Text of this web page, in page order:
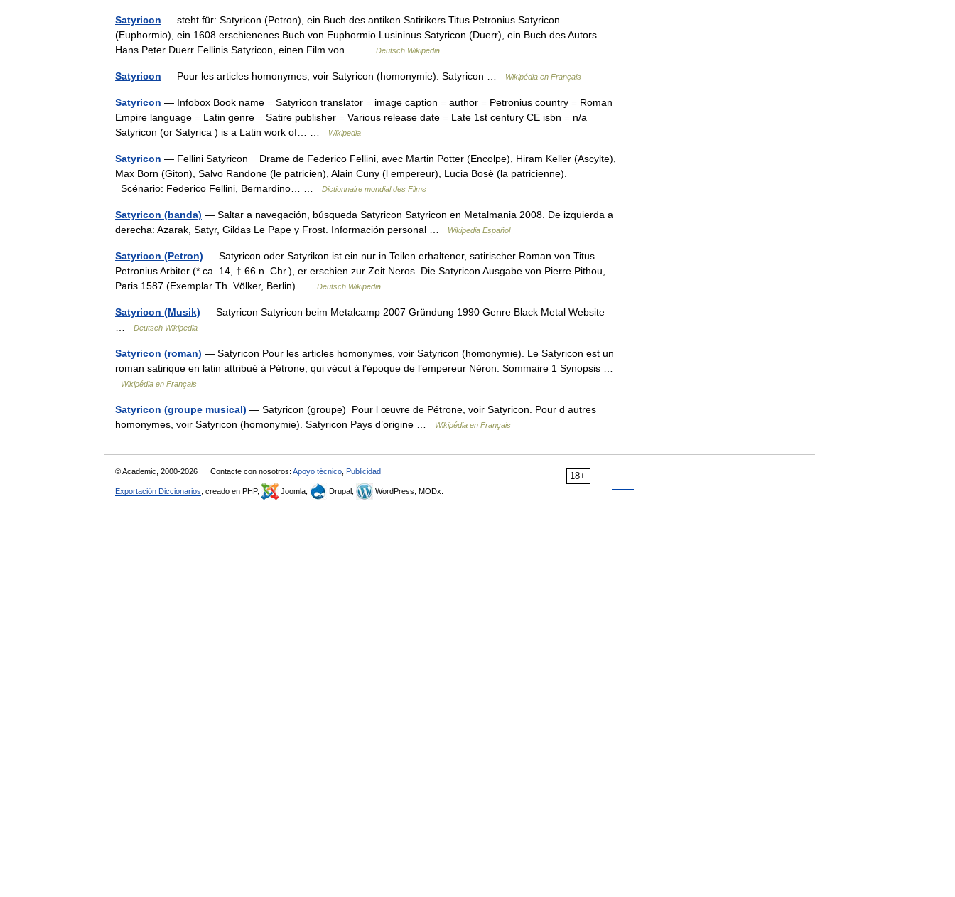
Satyricon — steht für: Satyricon (Petron), ein Buch des antiken Satirikers Titus Petronius Satyricon
(Euphormio), ein 1608 erschienenes Buch von Euphormio Lusininus Satyricon (Duerr), ein Buch des Autors
Hans Peter Duerr Fellinis Satyricon, einen Film von… …
Deutsch Wikipedia
Satyricon — Pour les articles homonymes, voir Satyricon (homonymie). Satyricon … Wikipédia en Français
Satyricon — Infobox Book name = Satyricon translator = image caption = author = Petronius country = Roman
Empire language = Latin genre = Satire publisher = Various release date = Late 1st century CE isbn = n/a
Satyricon (or Satyrica ) is a Latin work of… …
Wikipedia
Satyricon — Fellini Satyricon Drame de Federico Fellini, avec Martin Potter (Encolpe), Hiram Keller (Ascylte),
Max Born (Giton), Salvo Randone (le patricien), Alain Cuny (l empereur), Lucia Bosè (la patricienne).
Scénario: Federico Fellini, Bernardino… …
Dictionnaire mondial des Films
Satyricon (banda) — Saltar a navegación, búsqueda Satyricon Satyricon en Metalmania 2008. De izquierda a
derecha: Azarak, Satyr, Gildas Le Pape y Frost. Información personal …
Wikipedia Español
Satyricon (Petron) — Satyricon oder Satyrikon ist ein nur in Teilen erhaltener, satirischer Roman von Titus
Petronius Arbiter (* ca. 14, † 66 n. Chr.), er erschien zur Zeit Neros. Die Satyricon Ausgabe von Pierre Pithou,
Paris 1587 (Exemplar Th. Völker, Berlin) …
Deutsch Wikipedia
Satyricon (Musik) — Satyricon Satyricon beim Metalcamp 2007 Gründung 1990 Genre Black Metal Website
Deutsch Wikipedia
Satyricon (roman) — Satyricon Pour les articles homonymes, voir Satyricon (homonymie). Le Satyricon est un
roman satirique en latin attribué à Pétrone, qui vécut à l’époque de l’empereur Néron. Sommaire 1 Synopsis …
Wikipédia en Français
Satyricon (groupe musical) — Satyricon (groupe) Pour l œuvre de Pétrone, voir Satyricon. Pour d autres
homonymes, voir Satyricon (homonymie). Satyricon Pays d’origine …
Wikipédia en Français
18+
© Academic, 2000-2026 Contacte con nosotros: Apoyo técnico Publicidad
Exportación Diccionarios , creado en PHP, Joomla, Drupal, WordPress, MODx.